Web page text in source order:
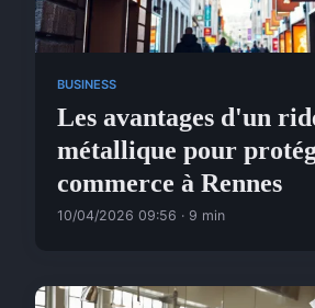
BUSINESS
Les avantages d'un
métallique pour
commerce à Rennes
10/04/2026 09:56 · 9 min